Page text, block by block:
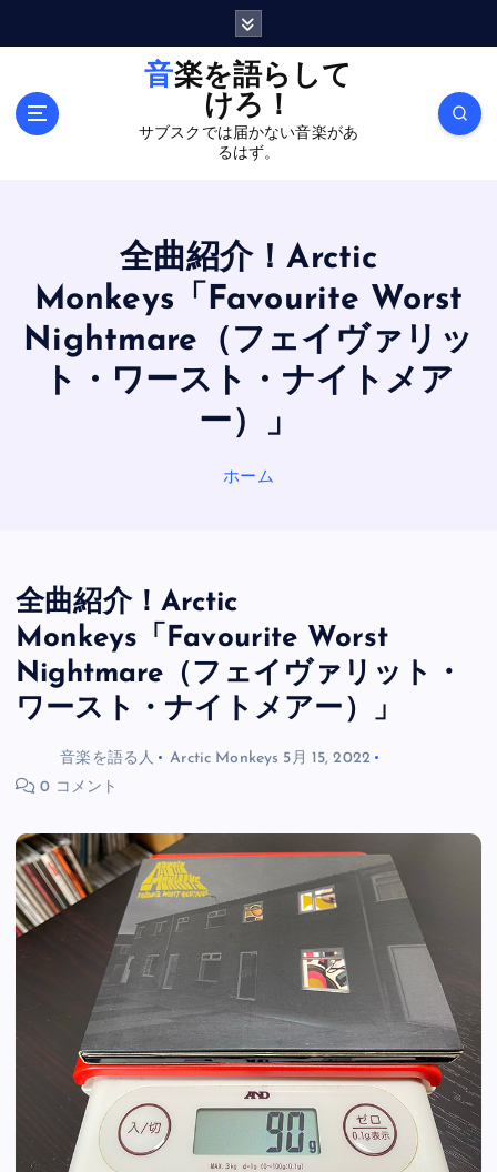
音楽を語らして
けろ！
サブスクでは届かない音楽があ
るはず。
全曲紹介！Arctic
Monkeys「Favourite Worst
Nightmare（フェイヴァリッ
ト・ワースト・ナイトメア
ー）」
ホーム
全曲紹介！Arctic
Monkeys「Favourite Worst
Nightmare（フェイヴァリット・
ワースト・ナイトメアー）」
音楽を語る人 Arctic Monkeys 5月 15, 2022
0 コメント